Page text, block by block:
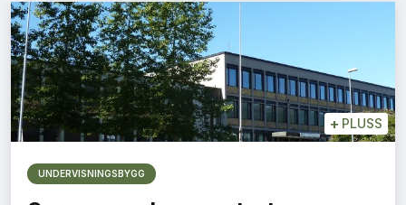
+ PLUSS
UNDERVISNINGSBYGG